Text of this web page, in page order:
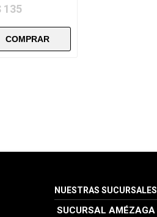
135
NUESTRAS SUCURSALES
SUCURSAL AMÉZAGA